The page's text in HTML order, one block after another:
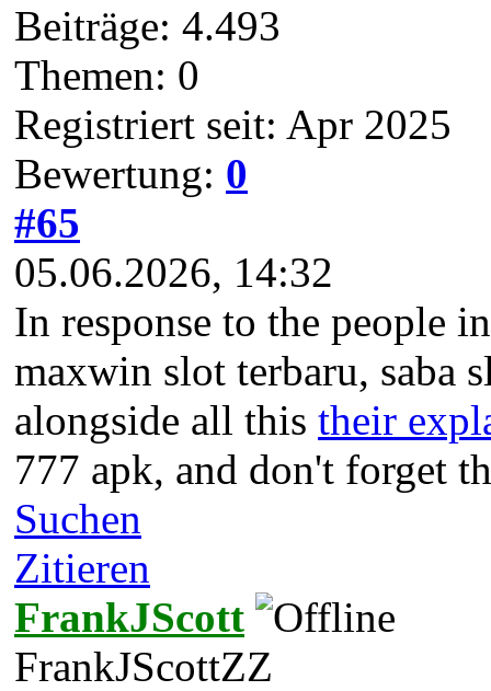
Beiträge: 4.493
Themen: 0
Registriert seit: Apr 2025
Bewertung: 0
#65
05.06.2026, 14:32
In response to the people
maxwin slot terbaru, saba
alongside all this their
777 apk, and don't forget
Suchen
Zitieren
FrankJScott
FrankJScottZZ